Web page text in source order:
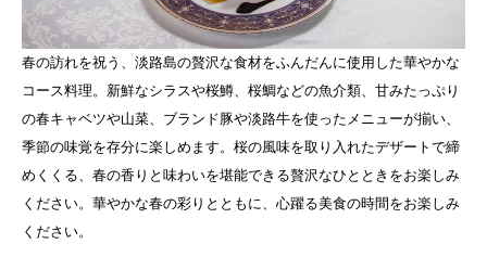
春の訪れを祝う、淡路島の贅沢な食材をふんだんに使用した華やかな
コース料理。新鮮なシラスや桜鱒、桜鯛などの魚介類、甘みたっぷり
の春キャベツや山菜、ブランド豚や淡路牛を使ったメニューが揃い、
季節の味覚を存分に楽しめます。桜の風味を取り入れたデザートで締
めくくる、春の香りと味わいを堪能できる贅沢なひとときをお楽しみ
ください。華やかな春の彩りとともに、心躍る美食の時間をお楽しみ
ください。